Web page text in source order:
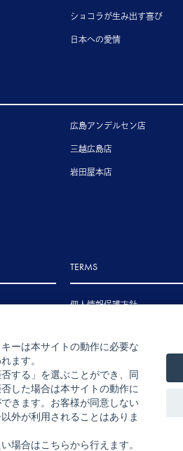
ショコラが生み出す喜び
日本への愛情
広島アンデルセン店
三越広島店
岩田屋本店
TERMS
個人情報保護方針
ーは本サイトの動作に必要な
ます。
する」を選ぶことができ、同
した場合は本サイトの動作に
きます。お客様が同意しない
外が利用されることはありま
場合はこちらから行えます。